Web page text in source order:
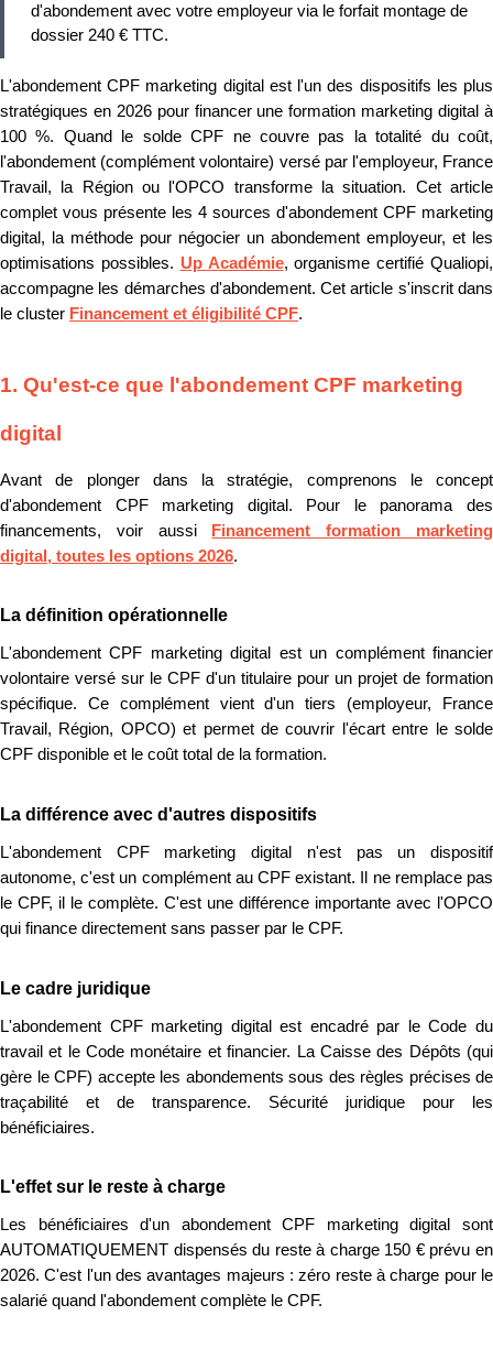
d'abondement avec votre employeur via le forfait montage de
dossier 240 € TTC.
L'abondement CPF marketing digital est l'un des dispositifs les plus
stratégiques en 2026 pour financer une formation marketing digital à
100 %. Quand le solde CPF ne couvre pas la totalité du coût,
l'abondement (complément volontaire) versé par l'employeur, France
Travail, la Région ou l'OPCO transforme la situation. Cet article
complet vous présente les 4 sources d'abondement CPF marketing
digital, la méthode pour négocier un abondement employeur, et les
optimisations possibles. Up Académie, organisme certifié Qualiopi,
accompagne les démarches d'abondement. Cet article s'inscrit dans
le cluster Financement et éligibilité CPF.
1. Qu'est-ce que l'abondement CPF marketing
digital
Avant de plonger dans la stratégie, comprenons le concept
d'abondement CPF marketing digital. Pour le panorama des
financements, voir aussi Financement formation marketing
digital, toutes les options 2026.
La définition opérationnelle
L'abondement CPF marketing digital est un complément financier
volontaire versé sur le CPF d'un titulaire pour un projet de formation
spécifique. Ce complément vient d'un tiers (employeur, France
Travail, Région, OPCO) et permet de couvrir l'écart entre le solde
CPF disponible et le coût total de la formation.
La différence avec d'autres dispositifs
L'abondement CPF marketing digital n'est pas un dispositif
autonome, c'est un complément au CPF existant. Il ne remplace pas
le CPF, il le complète. C'est une différence importante avec l'OPCO
qui finance directement sans passer par le CPF.
Le cadre juridique
L'abondement CPF marketing digital est encadré par le Code du
travail et le Code monétaire et financier. La Caisse des Dépôts (qui
gère le CPF) accepte les abondements sous des règles précises de
traçabilité et de transparence. Sécurité juridique pour les
bénéficiaires.
L'effet sur le reste à charge
Les bénéficiaires d'un abondement CPF marketing digital sont
AUTOMATIQUEMENT dispensés du reste à charge 150 € prévu en
2026. C'est l'un des avantages majeurs : zéro reste à charge pour le
salarié quand l'abondement complète le CPF.